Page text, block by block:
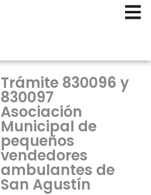
Trámite 830096 y
830097
Asociación
Municipal de
pequeños
vendedores
ambulantes de
San Agustín